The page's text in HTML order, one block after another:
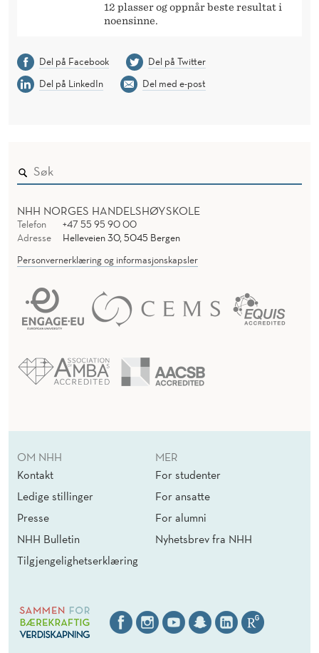
12 plasser og oppnår beste resultat i
noensinne.
Del på Facebook
Del på Twitter
Del på LinkedIn
Del med e-post
NHH NORGES HANDELSHØYSKOLE
Telefon
+47 55 95 90 00
Adresse
Helleveien 30, 5045 Bergen
Personvernerklæring og informasjonskapsler
OM NHH
Kontakt
Ledige stillinger
Presse
NHH Bulletin
Tilgjengelighetserklæring
MER
For studenter
For ansatte
For alumni
Nyhetsbrev fra NHH